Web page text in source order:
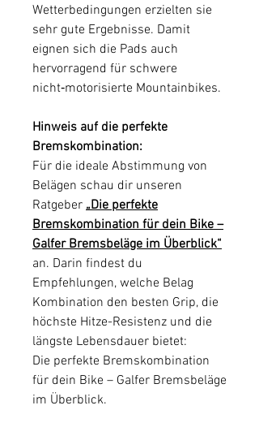
Wetterbedingungen erzielten sie
sehr gute Ergebnisse. Damit
eignen sich die Pads auch
hervorragend für schwere
nicht‑motorisierte Mountainbikes.
Hinweis auf die perfekte
Bremskombination:
Für die ideale Abstimmung von
Belägen schau dir unseren
Ratgeber „Die perfekte
Bremskombination für dein Bike –
Galfer Bremsbeläge im Überblick“
an. Darin findest du
Empfehlungen, welche Belag
Kombination den besten Grip, die
höchste Hitze-Resistenz und die
längste Lebensdauer bietet:
Die perfekte Bremskombination
für dein Bike – Galfer Bremsbeläge
im Überblick.